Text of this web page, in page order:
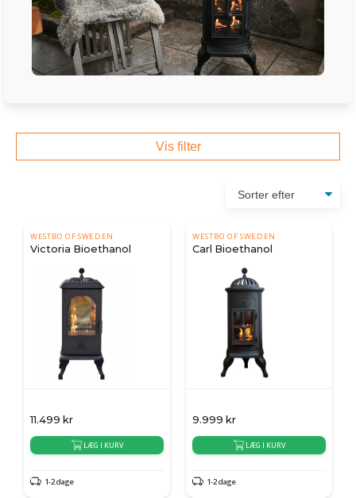
Vis filter
WESTBO OF SWEDEN
Victoria Bioethanol
11.499 kr
LÆG I KURV
1-2 dage
WESTBO OF SWEDEN
Carl Bioethanol
9.999 kr
LÆG I KURV
1-2 dage